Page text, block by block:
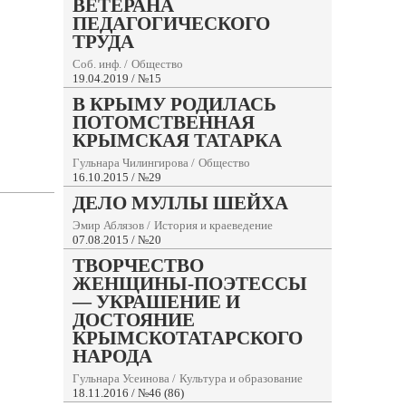
ВЕТЕРАНА
ПЕДАГОГИЧЕСКОГО
ТРУДА
Соб. инф. / Общество
19.04.2019 / №15
В КРЫМУ РОДИЛАСЬ
ПОТОМСТВЕННАЯ
КРЫМСКАЯ ТАТАРКА
Гульнара Чилингирова / Общество
16.10.2015 / №29
ДЕЛО МУЛЛЫ ШЕЙХА
Эмир Аблязов / История и краеведение
07.08.2015 / №20
ТВОРЧЕСТВО
ЖЕНЩИНЫ-ПОЭТЕССЫ
— УКРАШЕНИЕ И
ДОСТОЯНИЕ
КРЫМСКОТАТАРСКОГО
НАРОДА
Гульнара Усеинова / Культура и образование
18.11.2016 / №46 (86)